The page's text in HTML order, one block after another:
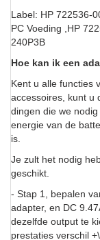
Label: HP 722536-
PC Voeding ,HP
240P3B
Hoe kan ik een
Kent u alle functies
accessoires, kunt u
dingen die we
energie van de
is.
Je zult het nodig
geschikt.
- Stap 1, bepalen
adapter, en DC
dezelfde output te
prestaties verschil